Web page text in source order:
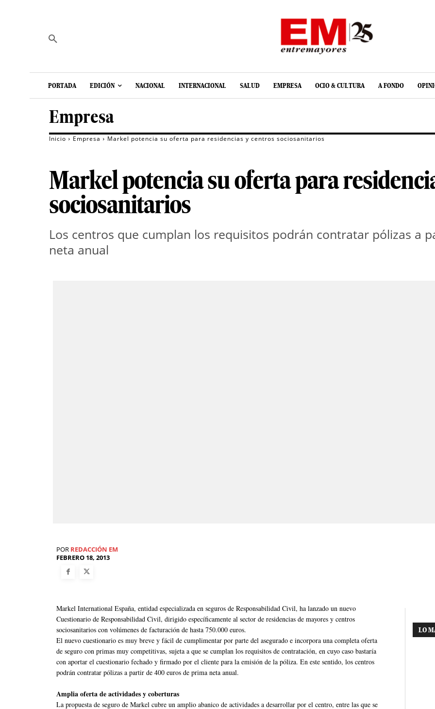
PORTADA EDICIÓN NACIONAL INTERNACIONAL SALUD EMPRESA OCIO & CULTURA A FONDO
Empresa
Inicio Empresa Markel potencia su oferta para residencias y centros sociosanitarios
Markel potencia su oferta para
sociosanitarios
Los centros que cumplan los requisitos podrán contratar pólizas a
neta anual
POR REDACCIÓN EM
FEBRERO 18, 2013
Markel International España, entidad especializada en seguros de Responsabilidad Civil, ha lanzado un nuevo
Cuestionario de Responsabilidad Civil, dirigido específicamente al sector de residencias de mayores y centros
sociosanitarios con volúmenes de facturación de hasta 750.000 euros.
El nuevo cuestionario es muy breve y fácil de cumplimentar por parte del asegurado e incorpora una completa oferta
de seguro con primas muy competitivas, sujeta a que se cumplan los requisitos de contratación, en cuyo caso bastaría
con aportar el cuestionario fechado y firmado por el cliente para la emisión de la póliza. En este sentido, los centros
podrán contratar pólizas a partir de 400 euros de prima neta anual.
Amplia oferta de actividades y coberturas
La propuesta de seguro de Markel cubre un amplio abanico de actividades a desarrollar por el centro, entre las que se
LO